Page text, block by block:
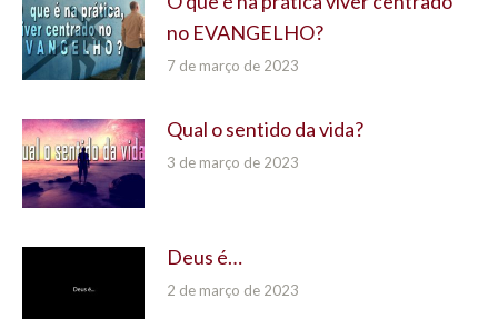
no EVANGELHO?
7 de março de 2023
Qual o sentido da vida?
3 de março de 2023
Deus é…
2 de março de 2023